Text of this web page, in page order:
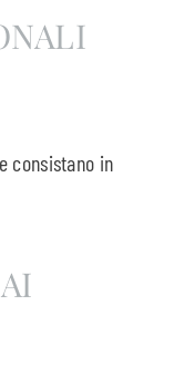
consistano in